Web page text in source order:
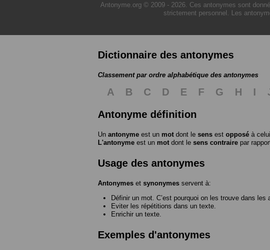
Antonyme.org © 2009 - 2026. Ces antonymes sont
strictement personnel. Les
Dictionnaire des antonymes
Classement par ordre alphabétique des antonymes
A B C D E F G H I
Antonyme définition
Un antonyme est un mot dont le sens est opposé à
L'antonyme est un mot dont le sens contraire par
Usage des antonymes
Antonymes et synonymes servent à:
Définir un mot. C’est pourquoi on les trouve dans les
Eviter les répétitions dans un texte.
Enrichir un texte.
Exemples d'antonymes